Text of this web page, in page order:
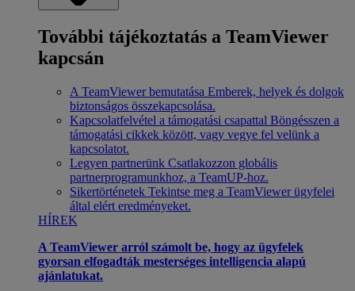
További tájékoztatás a TeamViewer
kapcsán
A TeamViewer bemutatása Emberek, helyek és dolgok
biztonságos összekapcsolása.
Kapcsolatfelvétel a támogatási csapattal Böngésszen a
támogatási cikkek között, vagy vegye fel velünk a
kapcsolatot.
Legyen partnerünk Csatlakozzon globális
partnerprogramunkhoz, a TeamUP-hoz.
Sikertörténetek Tekintse meg a TeamViewer ügyfelei
által elért eredményeket.
HÍREK
A TeamViewer arról számolt be, hogy az ügyfelek
gyorsan elfogadták mesterséges intelligencia alapú
ajánlatukat.